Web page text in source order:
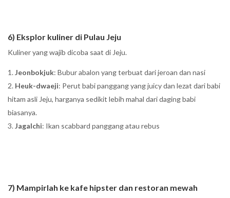
6) Eksplor kuliner di Pulau Jeju
Kuliner yang wajib dicoba saat di Jeju.
Jeonbokjuk: Bubur abalon yang terbuat dari jeroan dan nasi
Heuk-dwaeji: Perut babi panggang yang juicy dan lezat dari babi
hitam asli Jeju, harganya sedikit lebih mahal dari daging babi
biasanya.
Jagalchi: Ikan scabbard panggang atau rebus
7) Mampirlah ke kafe hipster dan restoran mewah